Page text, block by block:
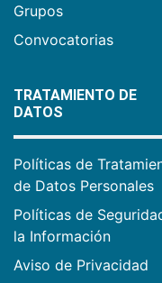
Grupos
Convocatorias
TRATAMIENTO DE
DATOS
Políticas de
de Datos Personales
Políticas de
la Información
Aviso de Privacidad